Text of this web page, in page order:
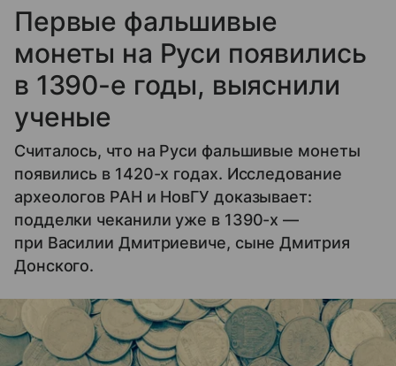
Первые фальшивые
монеты на Руси появились
в 1390-е годы, выяснили
ученые
Считалось, что на Руси фальшивые монеты
появились в 1420-х годах. Исследование
археологов РАН и НовГУ доказывает:
подделки чеканили уже в 1390-х —
при Василии Дмитриевиче, сыне Дмитрия
Донского.